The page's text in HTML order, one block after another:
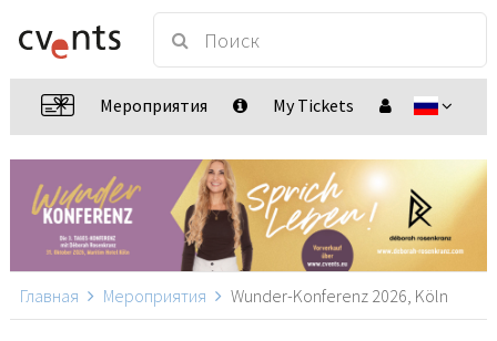
Мероприятия My Tickets
Главная Мероприятия Wunder-Konferenz 2026, Köln